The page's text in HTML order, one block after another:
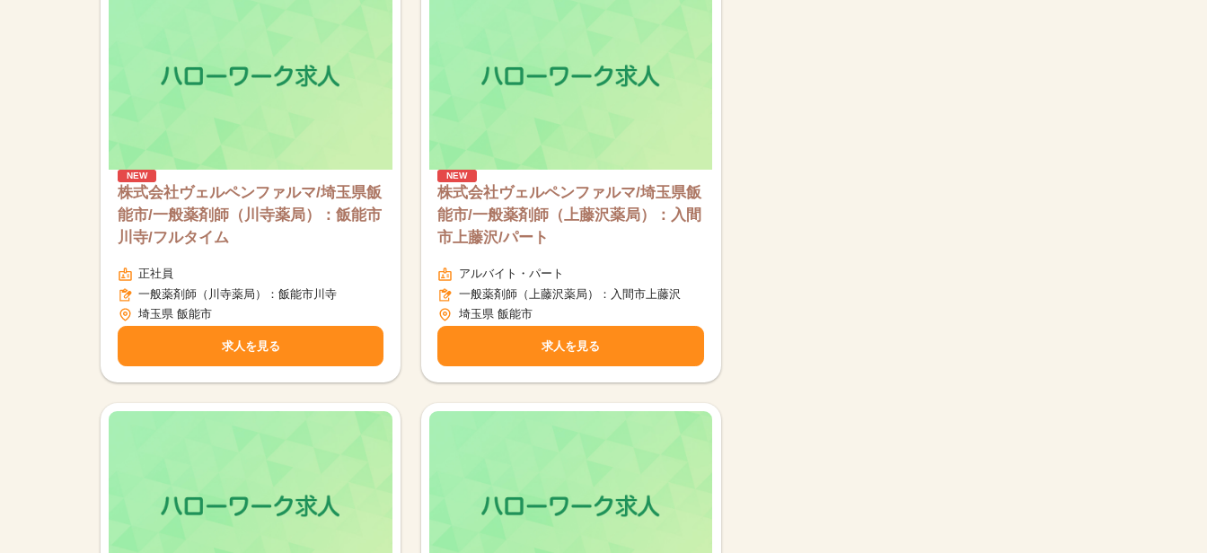
NEW
株式会社ヴェルペンファルマ/埼玉県飯
能市/一般薬剤師（川寺薬局）：飯能市
川寺/フルタイム
正社員
一般薬剤師（川寺薬局）：飯能市川寺
埼玉県 飯能市
求人を見る
NEW
株式会社ヴェルペンファルマ/埼玉県飯
能市/一般薬剤師（上藤沢薬局）：入間
市上藤沢/パート
アルバイト・パート
一般薬剤師（上藤沢薬局）：入間市上藤沢
埼玉県 飯能市
求人を見る